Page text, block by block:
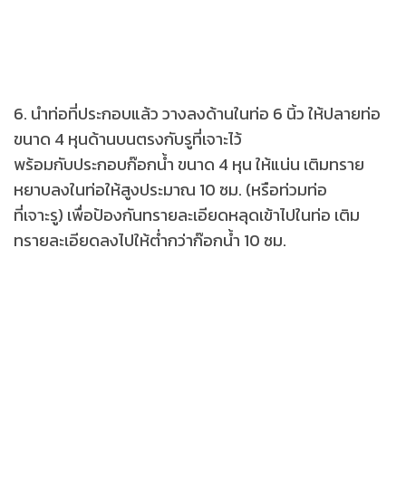
6. นำท่อที่ประกอบแล้ว วางลงด้านในท่อ 6 นิ้ว ให้ปลายท่อ
ขนาด 4 หุนด้านบนตรงกับรูที่เจาะไว้
พร้อมกับประกอบก๊อกน้ำ ขนาด 4 หุน ให้แน่น เติมทราย
หยาบลงในท่อให้สูงประมาณ 10 ซม. (หรือท่วมท่อ
ที่เจาะรู) เพื่อป้องกันทรายละเอียดหลุดเข้าไปในท่อ เติม
ทรายละเอียดลงไปให้ต่ำกว่าก๊อกน้ำ 10 ซม.